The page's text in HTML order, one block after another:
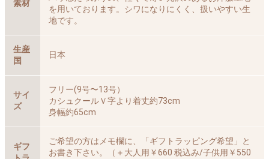
素材
を用いております。シワになりにくく、扱いやすい生
地です。
生産
国
日本
サイ
ズ
フリー(9号〜13号）
カシュクールＶ字より着丈約73cm
身幅約65cm
ギフ
ご希望の方はメモ欄に、「ギフトラッピング希望」と
お書き下さい。（＋大人用￥660 税込み/子供用￥550